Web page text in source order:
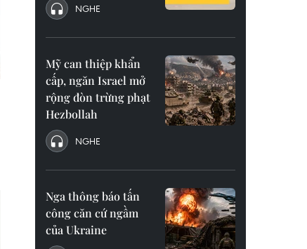
NGHE
Mỹ can thiệp khẩn
cấp, ngăn Israel mở
rộng đòn trừng phạt
Hezbollah
NGHE
Nga thông báo tấn
công căn cứ ngầm
của Ukraine